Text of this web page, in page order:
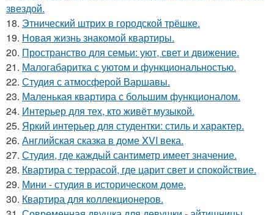
звездой.
18. Этнический штрих в городской трёшке.
19. Новая жизнь знакомой квартиры.
20. Пространство для семьи: уют, свет и движение.
21. Малогабаритка с уютом и функциональностью.
22. Студия с атмосферой Варшавы.
23. Маленькая квартира с большим функционалом.
24. Интерьер для тех, кто живёт музыкой.
25. Яркий интерьер для студентки: стиль и характер.
26. Английская сказка в доме XVI века.
27. Студия, где каждый сантиметр имеет значение.
28. Квартира с террасой, где царит свет и спокойствие.
29. Мини - студия в историческом доме.
30. Квартира для коллекционеров.